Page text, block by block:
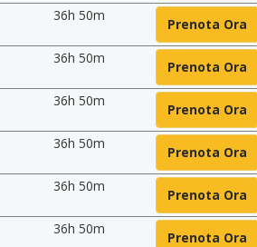
36h 50m
Prenota Ora
36h 50m
Prenota Ora
36h 50m
Prenota Ora
36h 50m
Prenota Ora
36h 50m
Prenota Ora
36h 50m
Prenota Ora